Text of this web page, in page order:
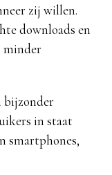
zij willen.
downloads en
minder
bijzonder
in staat
smartphones,